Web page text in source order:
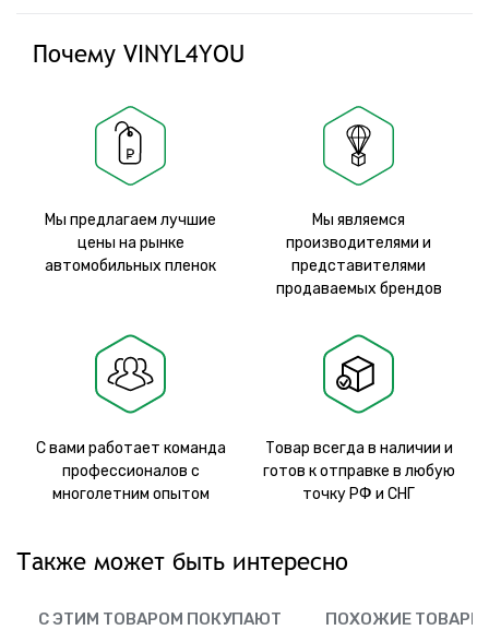
Почему VINYL4YOU
Мы предлагаем лучшие
цены на рынке
автомобильных пленок
Мы являемся
производителями и
представителями
продаваемых брендов
С вами работает команда
профессионалов с
многолетним опытом
Товар всегда в наличии и
готов к отправке в любую
точку РФ и СНГ
Также может быть интересно
С ЭТИМ ТОВАРОМ ПОКУПАЮТ ПОХОЖИЕ ТОВАРЫ